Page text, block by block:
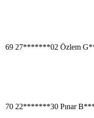
69 27*******02 Özlem
70 22*******30 Pınar